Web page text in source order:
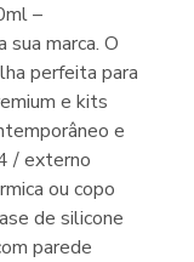
–
marca. O
perfeita para
e kits
e
/ externo
ou copo
de silicone
parede